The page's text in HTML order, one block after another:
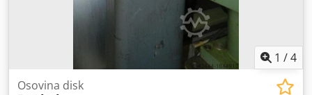
1 /4
Osovina disk